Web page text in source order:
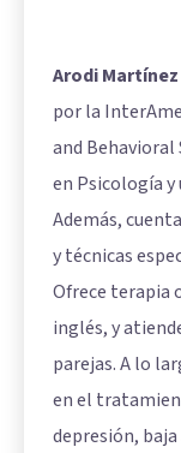
Arodi Martínez
por la
and Behavioral
en Psicología y
Además,
y técnicas
Ofrece terapia
inglés, y
parejas. A lo
en el
depresión,